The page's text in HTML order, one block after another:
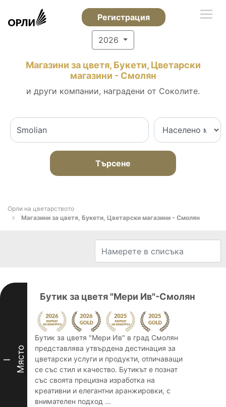
Регистрация
2026
Магазини за цветя, Букети, Цветарски
магазини - Смолян
и други компании, наградени от Соколите.
Търсене
Орли на цветарството
Магазини за цветя, Букети, Цветарски магазини - Смолян
I Място
Бутик за цветя "Мери Ив"-Смолян
Бутик за цветя "Мери Ив" в град Смолян
представлява утвърдена дестинация за
цветарски услуги и продукти, отличаващи
се със стил и качество. Бутикът е познат
със своята прецизна изработка на
креативни и елегантни аранжировки, с
внимателен подход ...